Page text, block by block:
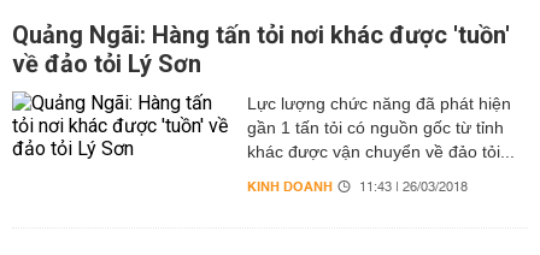
Quảng Ngãi: Hàng tấn tỏi nơi khác được 'tuồn'
về đảo tỏi Lý Sơn
Lực lượng chức năng đã phát hiện
gần 1 tấn tỏi có nguồn gốc từ tỉnh
khác được vận chuyển về đảo tỏi...
KINH DOANH 11:43 | 26/03/2018